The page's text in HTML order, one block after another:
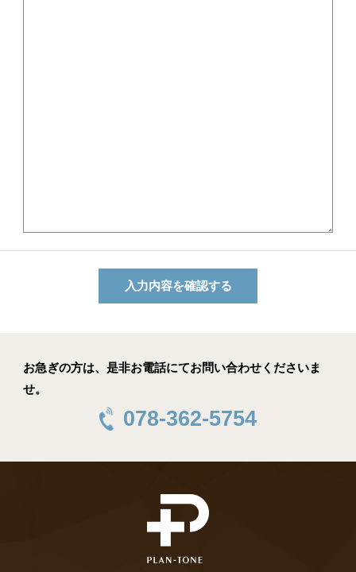
お急ぎの方は、是非お電話にてお問い合わせくださいま
せ。
078-362-5754